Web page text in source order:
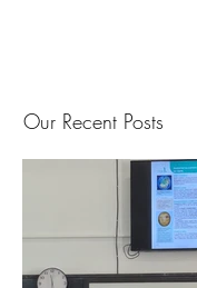
Our Recent Posts